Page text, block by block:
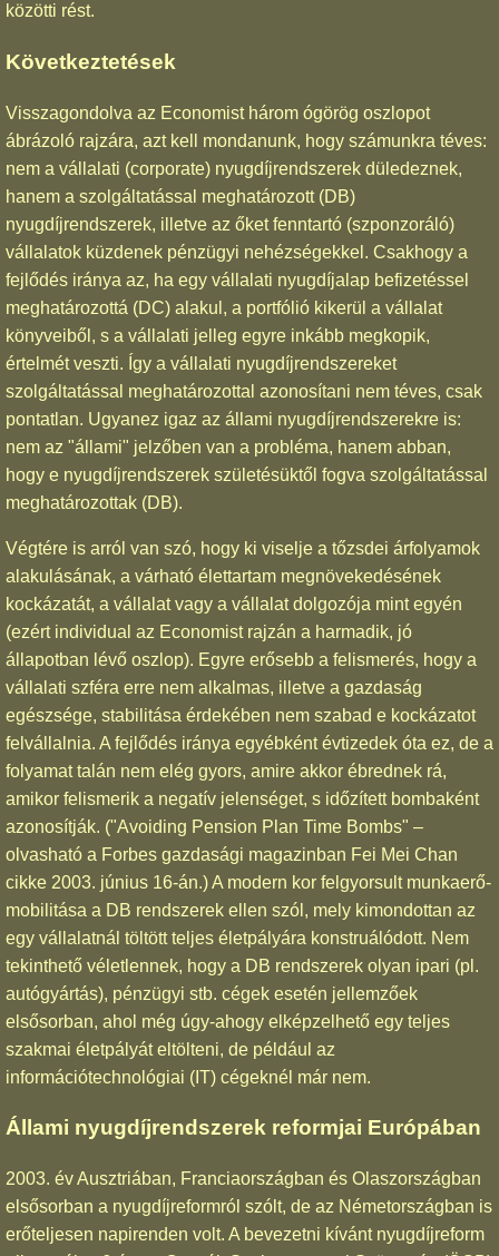
közötti rést.
Következtetések
Visszagondolva az Economist három ógörög oszlopot
ábrázoló rajzára, azt kell mondanunk, hogy számunkra téves:
nem a vállalati (corporate) nyugdíjrendszerek düledeznek,
hanem a szolgáltatással meghatározott (DB)
nyugdíjrendszerek, illetve az őket fenntartó (szponzoráló)
vállalatok küzdenek pénzügyi nehézségekkel. Csakhogy a
fejlődés iránya az, ha egy vállalati nyugdíjalap befizetéssel
meghatározottá (DC) alakul, a portfólió kikerül a vállalat
könyveiből, s a vállalati jelleg egyre inkább megkopik,
értelmét veszti. Így a vállalati nyugdíjrendszereket
szolgáltatással meghatározottal azonosítani nem téves, csak
pontatlan. Ugyanez igaz az állami nyugdíjrendszerekre is:
nem az "állami" jelzőben van a probléma, hanem abban,
hogy e nyugdíjrendszerek születésüktől fogva szolgáltatással
meghatározottak (DB).
Végtére is arról van szó, hogy ki viselje a tőzsdei árfolyamok
alakulásának, a várható élettartam megnövekedésének
kockázatát, a vállalat vagy a vállalat dolgozója mint egyén
(ezért individual az Economist rajzán a harmadik, jó
állapotban lévő oszlop). Egyre erősebb a felismerés, hogy a
vállalati szféra erre nem alkalmas, illetve a gazdaság
egészsége, stabilitása érdekében nem szabad e kockázatot
felvállalnia. A fejlődés iránya egyébként évtizedek óta ez, de a
folyamat talán nem elég gyors, amire akkor ébrednek rá,
amikor felismerik a negatív jelenséget, s időzített bombaként
azonosítják. ("Avoiding Pension Plan Time Bombs" –
olvasható a Forbes gazdasági magazinban Fei Mei Chan
cikke 2003. június 16-án.) A modern kor felgyorsult munkaerő-
mobilitása a DB rendszerek ellen szól, mely kimondottan az
egy vállalatnál töltött teljes életpályára konstruálódott. Nem
tekinthető véletlennek, hogy a DB rendszerek olyan ipari (pl.
autógyártás), pénzügyi stb. cégek esetén jellemzőek
elsősorban, ahol még úgy-ahogy elképzelhető egy teljes
szakmai életpályát eltölteni, de például az
információtechnológiai (IT) cégeknél már nem.
Állami nyugdíjrendszerek reformjai Európában
2003. év Ausztriában, Franciaországban és Olaszországban
elsősorban a nyugdíjreformról szólt, de az Németországban is
erőteljesen napirenden volt. A bevezetni kívánt nyugdíjreform